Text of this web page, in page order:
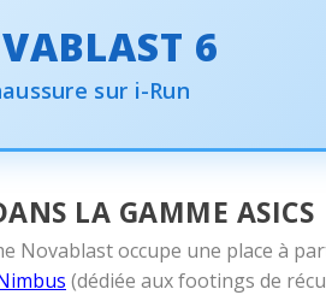
6
sur i-Run
LA GAMME ASICS
Novablast occupe une place à
(dédiée aux footings de